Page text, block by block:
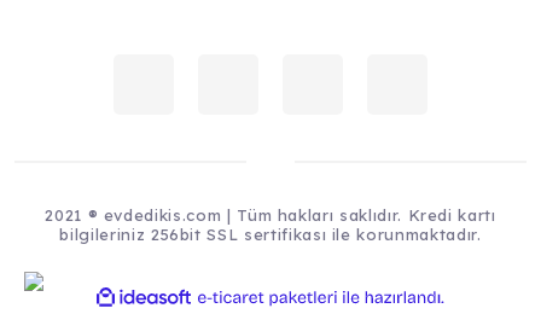
2021 ® evdedikis.com | Tüm hakları saklıdır. Kredi kartı
bilgileriniz 256bit SSL sertifikası ile korunmaktadır.
ideasoft
e-